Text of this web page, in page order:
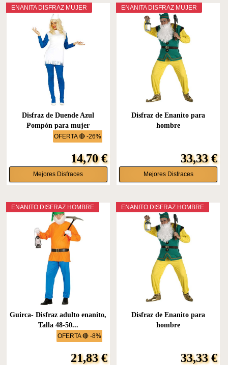
OFERTA 🔴 -26%
ENANITA DISFRAZ MUJER
Disfraz de Duende Azul
Pompón para mujer
14,70 €
Mejores Disfraces
ENANITA DISFRAZ MUJER
Disfraz de Enanito para
hombre
33,33 €
Mejores Disfraces
OFERTA 🔴 -8%
ENANITO DISFRAZ HOMBRE
Guirca- Disfraz adulto enanito,
Talla 48-50...
21,83 €
ENANITO DISFRAZ HOMBRE
Disfraz de Enanito para
hombre
33,33 €